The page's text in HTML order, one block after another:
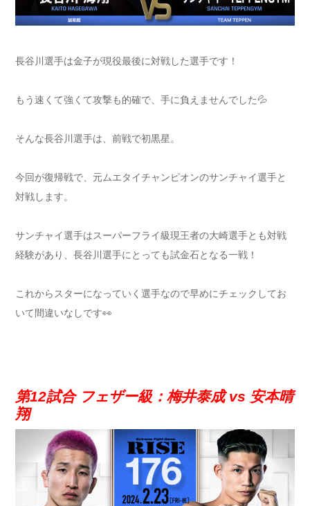
長谷川選手は金子が現役最後に対戦した選手です！
もう速くて強くて攻撃も的確で、手に負えませんでした💦
そんな長谷川選手は、前戦で初黒星。
今回が復帰戦で、元ムエタイチャンピオンのサンチャイ選手と
対戦します。
サンチャイ選手はスーパーフライ級現王者の大崎選手とも対戦
経験があり、長谷川選手にとっても試金石となる一戦！
これからスターになっていく選手なので早めにチェックしてお
いて間違いなしです👀
第12試合 フェザー級：梅井泰成 vs 安本晴
翔